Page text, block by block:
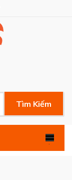
Tìm Kiếm
.